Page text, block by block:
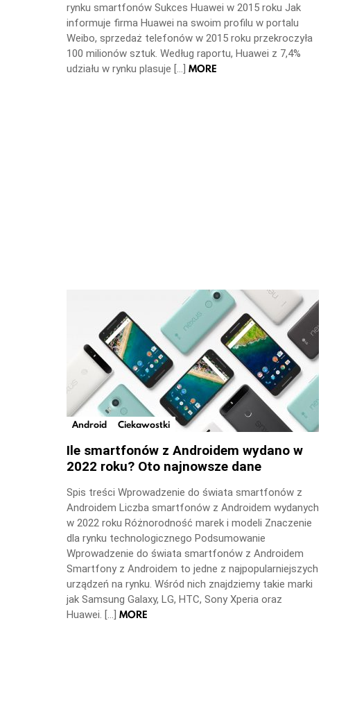
rynku smartfonów Sukces Huawei w 2015 roku Jak
informuje firma Huawei na swoim profilu w portalu
Weibo, sprzedaż telefonów w 2015 roku przekroczyła
100 milionów sztuk. Według raportu, Huawei z 7,4%
udziału w rynku plasuje […] MORE
Android Ciekawostki
Ile smartfonów z Androidem wydano w
2022 roku? Oto najnowsze dane
Spis treści Wprowadzenie do świata smartfonów z
Androidem Liczba smartfonów z Androidem wydanych
w 2022 roku Różnorodność marek i modeli Znaczenie
dla rynku technologicznego Podsumowanie
Wprowadzenie do świata smartfonów z Androidem
Smartfony z Androidem to jedne z najpopularniejszych
urządzeń na rynku. Wśród nich znajdziemy takie marki
jak Samsung Galaxy, LG, HTC, Sony Xperia oraz
Huawei. […] MORE